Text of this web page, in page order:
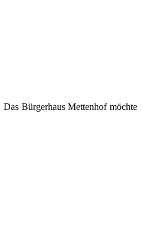
Bürgerhaus Mettenhof möchte